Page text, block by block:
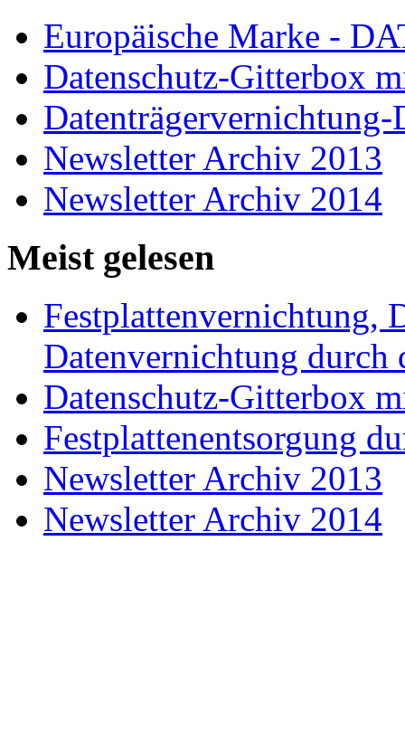
Europäische Marke -
Datenschutz-Gitterbox
Newsletter Archiv 2013
Newsletter Archiv 2014
Meist gelesen
Festplattenvernichtung,
Datenvernichtung durch
Datenschutz-Gitterbox
Festplattenentsorgung
Newsletter Archiv 2013
Newsletter Archiv 2014